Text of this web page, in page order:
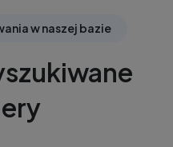
w naszej bazie